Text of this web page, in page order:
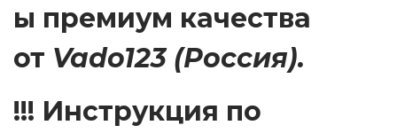
ы премиум качества
от Vado123 (Россия).
!!! Инструкция по